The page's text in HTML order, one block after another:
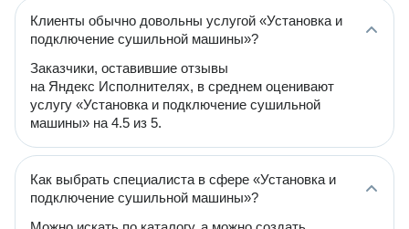
Клиенты обычно довольны услугой «Установка и
подключение сушильной машины»?
Заказчики, оставившие отзывы
на Яндекс Исполнителях, в среднем оценивают
услугу «Установка и подключение сушильной
машины» на 4.5 из 5.
Как выбрать специалиста в сфере «Установка и
подключение сушильной машины»?